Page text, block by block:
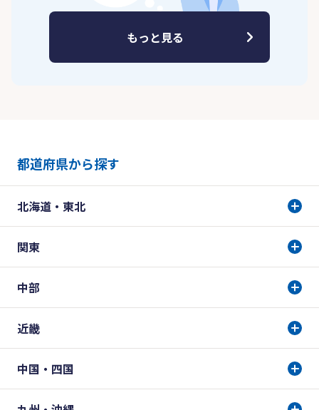
もっと見る
都道府県から探す
北海道・東北
関東
中部
近畿
中国・四国